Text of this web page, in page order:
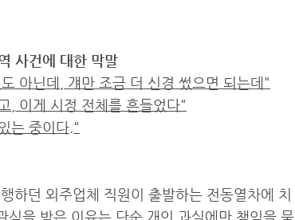
사건에 대한 막말
아닌데, 걔만 조금 더 신경 썼으면 되는데"
, 이게 시정 전체를 흔들었다"
는 중이다."
하던 외주업체 직원이 출발하는 전동열차에 치
을 받은 이유는 단순 개인 과실에만 책임을 묻